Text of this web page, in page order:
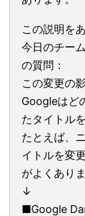
この説明を
今日のチー
の質問：
この変更の
Googleはど
たタイトル
たとえば、
イトルを変
がよくありま
↓
■Google